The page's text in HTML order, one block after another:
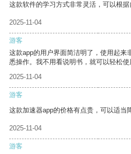
这款软件的学习方式非常灵活，可以根据
2025-11-04
游客
这款app的用户界面简洁明了，使用起来
悉操作。我不用看说明书，就可以轻松使
2025-11-04
游客
这款加速器app的价格有点贵，可以适当
2025-11-04
游客